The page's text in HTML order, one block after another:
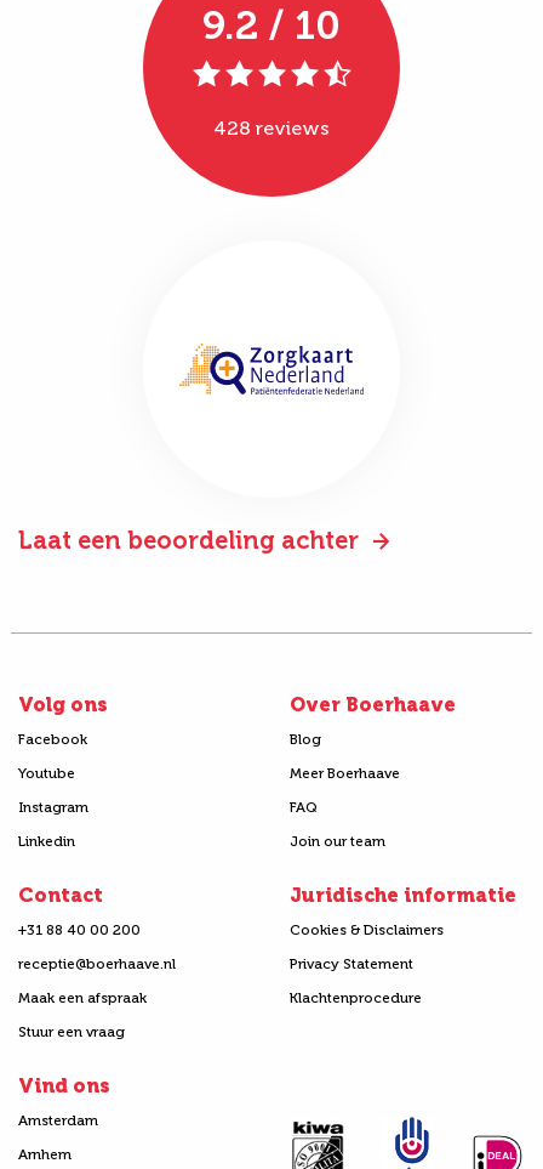
9.2 / 10
428 reviews
Laat een beoordeling achter
Volg ons
Facebook
Youtube
Instagram
Linkedin
Over Boerhaave
Blog
Meer Boerhaave
FAQ
Join our team
Contact
+31 88 40 00 200
receptie@boerhaave.nl
Maak een afspraak
Stuur een vraag
Juridische informatie
Cookies & Disclaimers
Privacy Statement
Klachtenprocedure
Vind ons
Amsterdam
Arnhem